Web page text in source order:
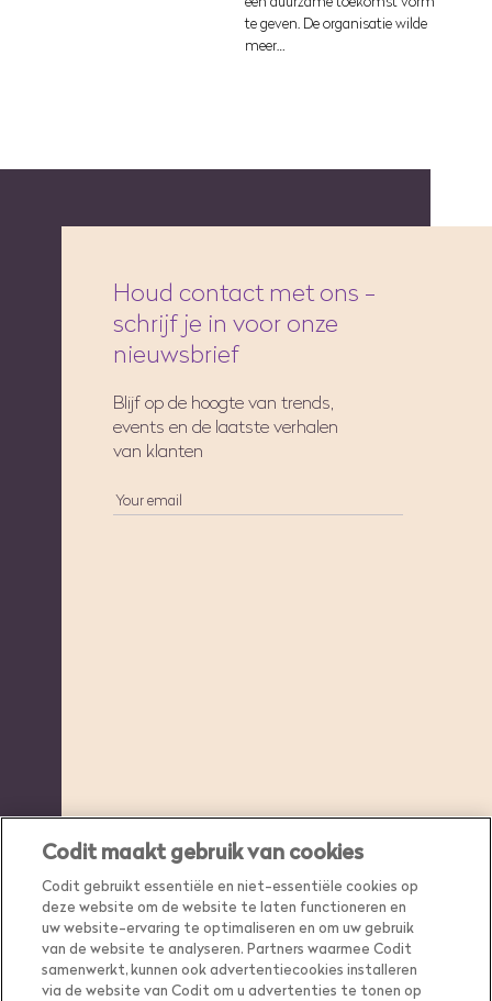
te geven. De organisatie wilde
meer…
Houd contact met ons -
schrijf je in voor onze
nieuwsbrief
Blijf op de hoogte van trends,
events en de laatste verhalen
van klanten
Codit maakt gebruik van cookies
Codit gebruikt essentiële en niet-essentiële cookies op
deze website om de website te laten functioneren en
uw website-ervaring te optimaliseren en om uw gebruik
van de website te analyseren. Partners waarmee Codit
samenwerkt, kunnen ook advertentiecookies installeren
via de website van Codit om u advertenties te tonen op